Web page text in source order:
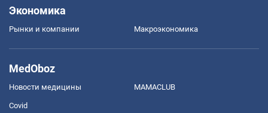
Экономика
Рынки и компании Mакроэкономика
MedOboz
Новости медицины MAMACLUB
Covid